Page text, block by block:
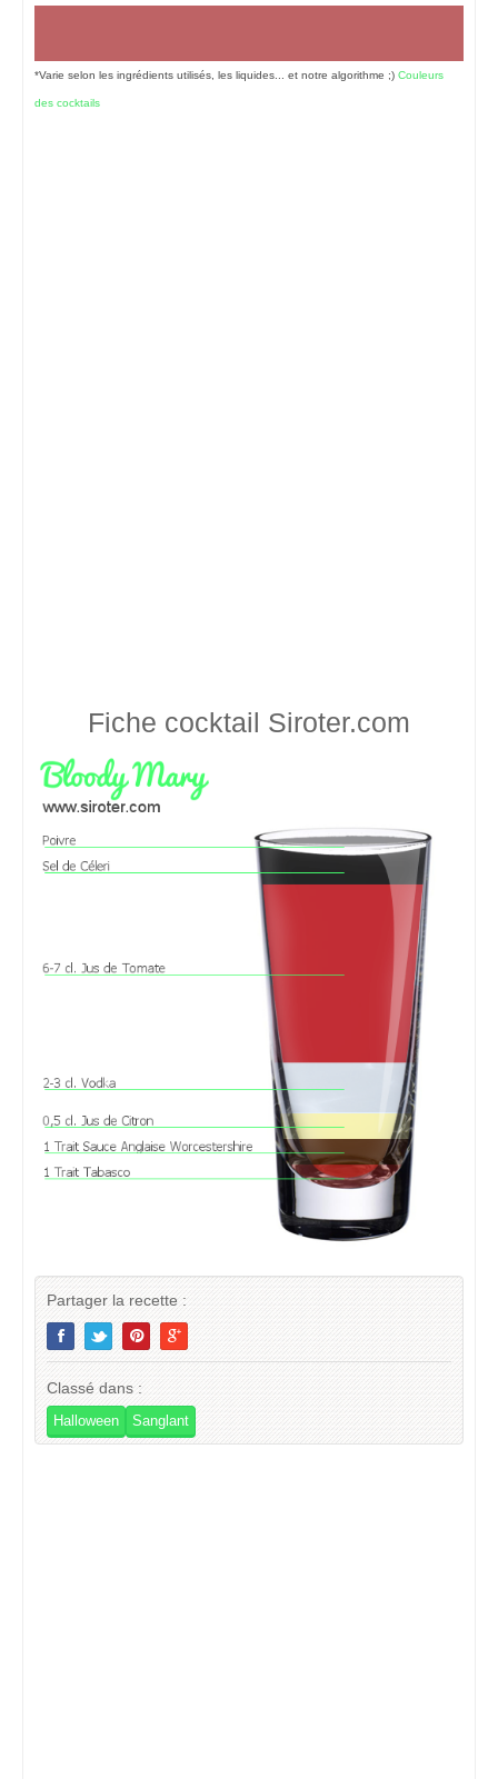
*Varie selon les ingrédients utilisés, les liquides... et notre algorithme ;) Couleurs
des cocktails
Fiche cocktail Siroter.com
Partager la recette :
Classé dans :
Halloween Sanglant